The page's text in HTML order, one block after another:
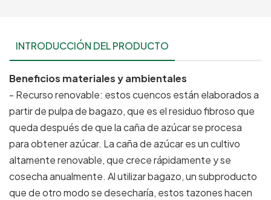
INTRODUCCIÓN DEL PRODUCTO
Beneficios materiales y ambientales
- Recurso renovable: estos cuencos están elaborados a
partir de pulpa de bagazo, que es el residuo fibroso que
queda después de que la caña de azúcar se procesa
para obtener azúcar. La caña de azúcar es un cultivo
altamente renovable, que crece rápidamente y se
cosecha anualmente. Al utilizar bagazo, un subproducto
que de otro modo se desecharía, estos tazones hacen